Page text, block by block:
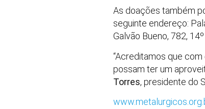
As doações também
seguinte endereço:
Galvão Bueno, 782,
“Acreditamos que
possam ter um
Torres, presidente do